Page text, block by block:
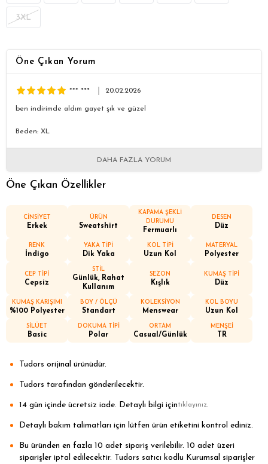
3XL
Öne Çıkan Yorum
*** *** 20.02.2026
ben indirimde aldım gayet şık ve güzel
Beden: XL
DAHA FAZLA YORUM
Öne Çıkan Özellikler
CİNSİYET
Erkek
ÜRÜN
Sweatshirt
KAPAMA ŞEKLİ
DURUMU
Fermuarlı
DESEN
Düz
RENK
İndigo
YAKA TİPİ
Dik Yaka
KOL TİPİ
Uzun Kol
MATERYAL
Polyester
CEP TİPİ
Cepsiz
STİL
Günlük, Rahat
Kullanım
SEZON
Kışlık
KUMAŞ TİPİ
Düz
KUMAŞ KARIŞIMI
%100 Polyester
BOY / ÖLÇÜ
Standart
KOLEKSİYON
Menswear
KOL BOYU
Uzun Kol
SİLÜET
Basic
DOKUMA TİPİ
Polar
ORTAM
Casual/Günlük
MENŞEİ
TR
Tudors orijinal ürünüdür.
Tudors tarafından gönderilecektir.
14 gün içinde ücretsiz iade. Detaylı bilgi içintıklayınız.
Detaylı bakım talimatları için lütfen ürün etiketini kontrol ediniz.
Bu üründen en fazla 10 adet sipariş verilebilir. 10 adet üzeri
siparişler iptal edilecektir. Tudors satıcı kodlu Kurumsal siparişler